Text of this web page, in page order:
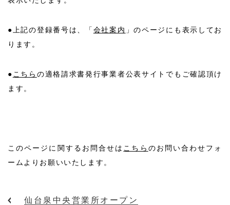
●上記の登録番号は、「 会社案内 」のページにも表示してお
ります。
● こちら の適格請求書発行事業者公表サイトでもご確認頂け
ます。
このページに関するお問合せは こちら のお問い合わせフォ
ームよりお願いいたします。
仙台泉中央営業所オープン